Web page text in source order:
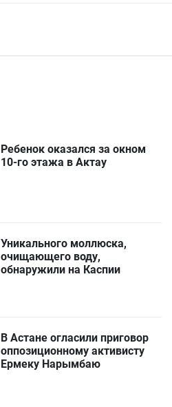
Ребенок оказался за окном
10-го этажа в Актау
Уникального моллюска,
очищающего воду,
обнаружили на Каспии
В Астане огласили приговор
оппозиционному активисту
Ермеку Нарымбаю